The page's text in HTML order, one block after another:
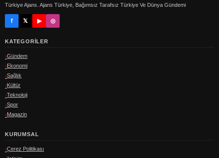
Türkiye Ajans. Ajans Türkiye, Bağımsız Tarafsız Türkiye Ve Dünya Gündemi
f 𝕏 ▶ ◎
KATEGORILER
Gündem
Ekonomi
Sağlık
Kültür
Teknoloji
Spor
Magazin
KURUMSAL
Çerez Politikası